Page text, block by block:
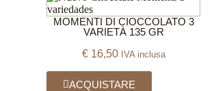
MOMENTI DI CIOCCOLATO 3
VARIETÀ 135 GR
€16,50 IVA inclusa
ACQUISTARE